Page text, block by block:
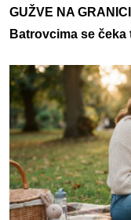
GUŽVE NA
Batrovcima se